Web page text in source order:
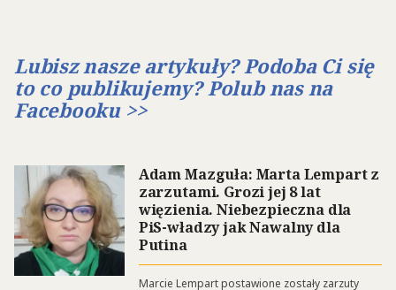
Lubisz nasze artykuły? Podoba Ci się
to co publikujemy? Polub nas na
Facebooku >>
Adam Mazguła: Marta Lempart z
zarzutami. Grozi jej 8 lat
więzienia. Niebezpieczna dla
PiS-władzy jak Nawalny dla
Putina
Marcie Lempart postawione zostały zarzuty